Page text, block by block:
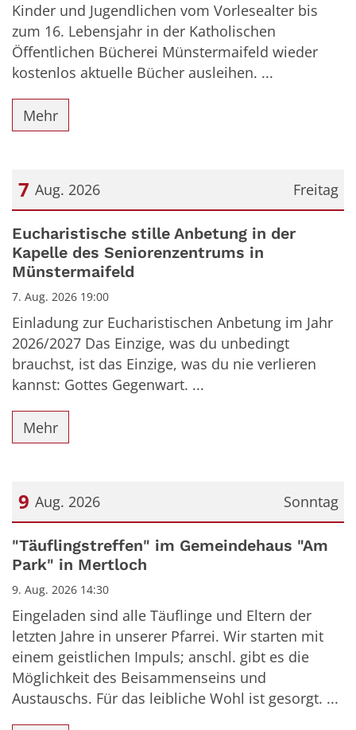
Kinder und Jugendlichen vom Vorlesealter bis
zum 16. Lebensjahr in der Katholischen
Öffentlichen Bücherei Münstermaifeld wieder
kostenlos aktuelle Bücher ausleihen. ...
Mehr
Freitag
7 Aug. 2026
Datum: 7. August 2026
Eucharistische stille Anbetung in der
Kapelle des Seniorenzentrums in
Münstermaifeld
7. Aug. 2026 19:00
Einladung zur Eucharistischen Anbetung im Jahr
2026/2027 Das Einzige, was du unbedingt
brauchst, ist das Einzige, was du nie verlieren
kannst: Gottes Gegenwart. ...
Mehr
Sonntag
9 Aug. 2026
Datum: 9. August 2026
"Täuflingstreffen" im Gemeindehaus "Am
Park" in Mertloch
9. Aug. 2026 14:30
Eingeladen sind alle Täuflinge und Eltern der
letzten Jahre in unserer Pfarrei. Wir starten mit
einem geistlichen Impuls; anschl. gibt es die
Möglichkeit des Beisammenseins und
Austauschs. Für das leibliche Wohl ist gesorgt. ...